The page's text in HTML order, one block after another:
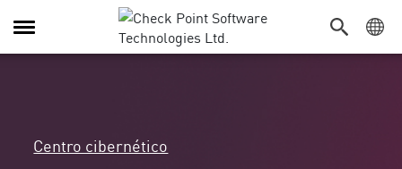
Alternar
navegación
Centro cibernético